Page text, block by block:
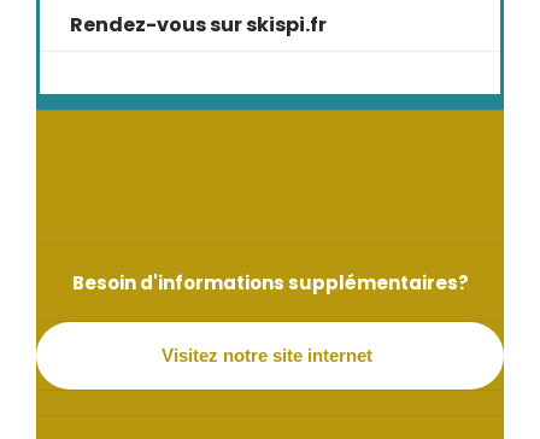
Rendez-vous sur skispi.fr
Besoin d'informations supplémentaires?
Visitez notre site internet